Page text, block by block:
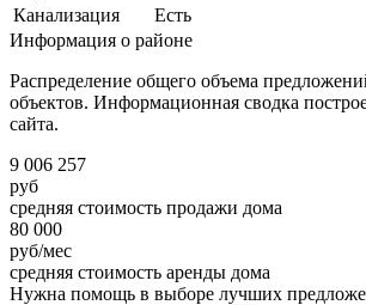
Канализация
Есть
Информация о районе
Распределение общего объема
объектов. Информационная сводка
сайта.
9 006 257
руб
средняя стоимость продажи дома
80 000
руб/мес
средняя стоимость аренды дома
Нужна помощь в выборе лучших